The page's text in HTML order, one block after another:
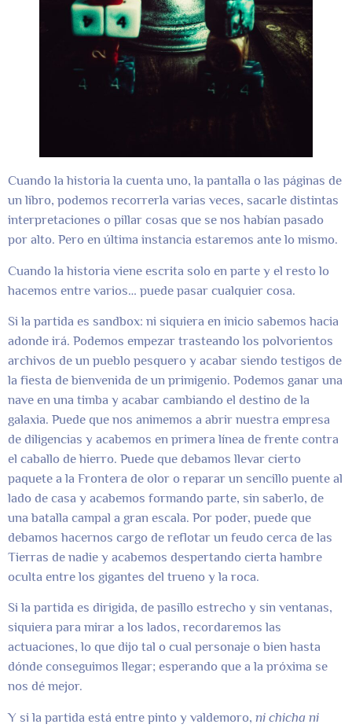
Cuando la historia la cuenta uno, la pantalla o las páginas de
un libro, podemos recorrerla varias veces, sacarle distintas
interpretaciones o pillar cosas que se nos habían pasado
por alto. Pero en última instancia estaremos ante lo mismo.
Cuando la historia viene escrita solo en parte y el resto lo
hacemos entre varios… puede pasar cualquier cosa.
Si la partida es sandbox: ni siquiera en inicio sabemos hacia
adonde irá. Podemos empezar trasteando los polvorientos
archivos de un pueblo pesquero y acabar siendo testigos de
la fiesta de bienvenida de un primigenio. Podemos ganar una
nave en una timba y acabar cambiando el destino de la
galaxia. Puede que nos animemos a abrir nuestra empresa
de diligencias y acabemos en primera línea de frente contra
el caballo de hierro. Puede que debamos llevar cierto
paquete a la Frontera de olor o reparar un sencillo puente al
lado de casa y acabemos formando parte, sin saberlo, de
una batalla campal a gran escala. Por poder, puede que
debamos hacernos cargo de reflotar un feudo cerca de las
Tierras de nadie y acabemos despertando cierta hambre
oculta entre los gigantes del trueno y la roca.
Si la partida es dirigida, de pasillo estrecho y sin ventanas,
siquiera para mirar a los lados, recordaremos las
actuaciones, lo que dijo tal o cual personaje o bien hasta
dónde conseguimos llegar; esperando que a la próxima se
nos dé mejor.
Y si la partida está entre pinto y valdemoro, ni chicha ni